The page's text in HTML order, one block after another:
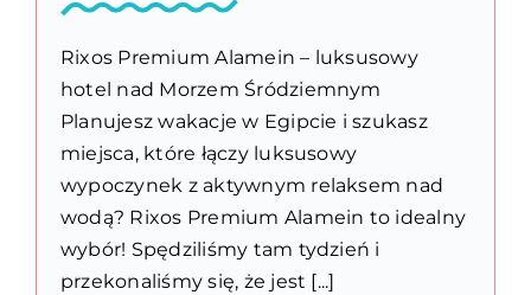
Rixos Premium Alamein – luksusowy
hotel nad Morzem Śródziemnym
Planujesz wakacje w Egipcie i szukasz
miejsca, które łączy luksusowy
wypoczynek z aktywnym relaksem nad
wodą? Rixos Premium Alamein to idealny
wybór! Spędziliśmy tam tydzień i
przekonaliśmy się, że jest [...]